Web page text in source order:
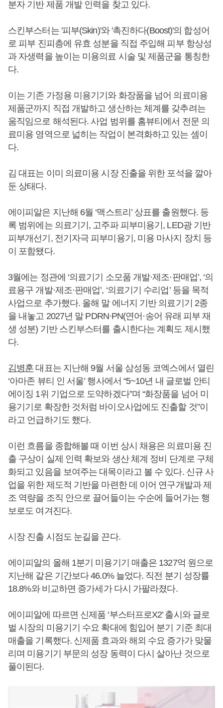
분자 기반 제품 개발 인력을 찾고 있다.
스킨부스터는 '피부(Skin)'와 '촉진하다(Boost)'의 합성어
로 피부 진피층에 유효 성분을 직접 주입해 피부 항상성
과 자생력을 높이는 미용의료 시술 및 제품군을 통칭한
다.
이는 기존 가정용 미용기기와 화장품을 넘어 의료미용
제품군까지 직접 개발하고 생산하는 체계를 갖추려는
움직임으로 해석된다. 사업 범위를 홈뷰티에서 전문 의
료미용 영역으로 넓히는 작업이 본격화하고 있는 셈이
다.
김 대표는 이미 의료미용 시장 진출을 위한 포석을 깔아
둔 상태다.
에이피알은 지난해 6월 ‘맥스트리’ 상표를 출원했다. 등
록 범위에는 의료기기, 고주파 피부미용기, LED광 기반
피부개선기, 전기자극 피부미용기, 미용 마사지 장치 등
이 포함됐다.
3월에는 정관에 ‘의료기기 소모품 개발·제조·판매업’, ‘의
료용구 개발·제조·판매업’, ‘의료기기 수리업’ 등을 목적
사업으로 추가했다. 올해 말 에너지 기반 의료기기 2종
을 내놓고 2027년 말 PDRN·PN(연어·송어 유래 피부 재
생 성분) 기반 스킨부스터를 출시한다는 계획도 제시했
다.
김병훈 대표는 지난해 9월 서울 삼성동 코엑스에서 열린
‘아마존 뷰티 인 서울’ 행사에서 “5~10년 내 글로벌 안티
에이징 1위 기업으로 도약하겠다”며 “화장품을 넘어 미
용기기로 확장한 것처럼 바이오사업에도 진출할 것”이
라고 언급하기도 했다.
이런 흐름을 종합해볼 때 이번 상시 채용은 의료미용 진
출 구상이 실제 인력 확보와 생산 체계 정비 단계로 구체
화되고 있음을 보여주는 대목이라고 볼 수 있다. 신규 사
업을 위한 제도적 기반을 마련한 데 이어 연구개발과 제
조 역량을 조직 안으로 끌어들이는 수순에 들어가는 행
보로도 여겨진다.
시장 진출 시점도 눈길을 끈다.
에이피알의 올해 1분기 미용기기 매출은 1327억 원으로
지난해 같은 기간보다 46.0% 늘었다. 직전 분기 성장률
18.8%와 비교하면 증가세가 다시 가팔라졌다.
에이피알에 따르면 신제품 ‘부스터프로X2’ 출시와 글로
벌 시장의 미용기기 수요 확대에 힘입어 분기 기준 최대
매출을 기록했다. 신제품 효과와 해외 수요 증가가 맞물
리며 미용기기 부문의 성장 동력이 다시 살아난 것으로
풀이된다.